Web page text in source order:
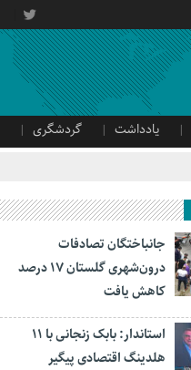
یادداشت گردشگری
جانباختگان تصادفات
درون‌شهری گلستان ۱۷ درصد
کاهش یافت
استاندار: بابک زنجانی با ۱۱
هلدینگ اقتصادی پیگیر